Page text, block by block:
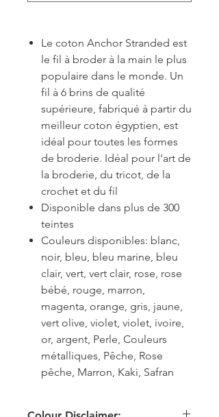
Le coton Anchor Stranded est
le fil à broder à la main le plus
populaire dans le monde. Un
fil à 6 brins de qualité
supérieure, fabriqué à partir du
meilleur coton égyptien, est
idéal pour toutes les formes
de broderie. Idéal pour l'art de
la broderie, du tricot, de la
crochet et du fil
Disponible dans plus de 300
teintes
Couleurs disponibles: blanc,
noir, bleu, bleu marine, bleu
clair, vert, vert clair, rose, rose
bébé, rouge, marron,
magenta, orange, gris, jaune,
vert olive, violet, violet, ivoire,
or, argent, Perle, Couleurs
métalliques, Pêche, Rose
pêche, Marron, Kaki, Safran